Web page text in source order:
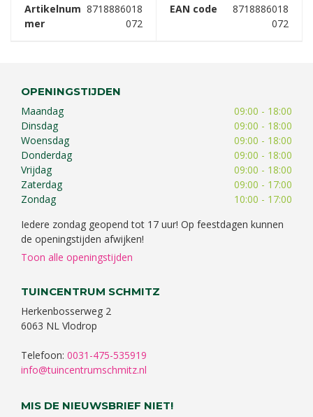
Artikelnum
mer
8718886018
072
EAN code
8718886018
072
OPENINGSTIJDEN
Maandag
09:00 - 18:00
Dinsdag
09:00 - 18:00
Woensdag
09:00 - 18:00
Donderdag
09:00 - 18:00
Vrijdag
09:00 - 18:00
Zaterdag
09:00 - 17:00
Zondag
10:00 - 17:00
Iedere zondag geopend tot 17 uur! Op feestdagen kunnen
de openingstijden afwijken!
Toon alle openingstijden
TUINCENTRUM SCHMITZ
Herkenbosserweg 2
6063 NL Vlodrop
Telefoon: 0031-475-535919
info@tuincentrumschmitz.nl
MIS DE NIEUWSBRIEF NIET!